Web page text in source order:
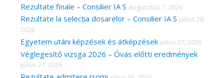
c
h
f
r
Rezultate finale – Consilier IA S augusztus 7, 2026
Rezultate la selecția dosarelor – Consilier IA S július 28,
2026
Egyetem utáni képzések és átképzések július 27, 2026
Véglegesítő vizsga 2026 – Óvás előtti eredmények
július 21, 2026